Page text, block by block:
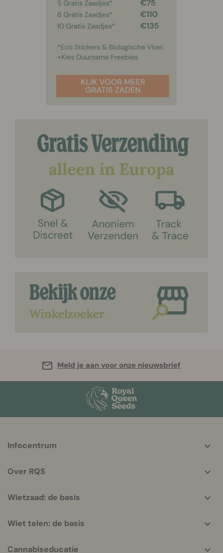
Meld je aan voor onze nieuwsbrief
helpful
Infocentrum
Over RQS
Wietzaad: de basis
Wiet telen: de basis
Cannabiseducatie